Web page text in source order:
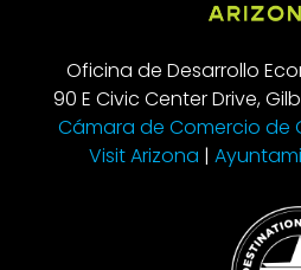
Oficina de Desarrollo
90 E Civic Center Drive,
Cámara de Comercio de
Visit Arizona |